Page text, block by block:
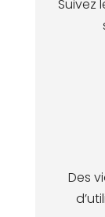
Suivez
Des